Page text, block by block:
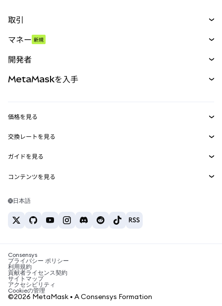
取引
パーペチュアル
RWA
マネー 新規
開発者
MetaMask Connect
Snaps
Web3サービス
MetaMaskを入手
セキュリティ
サポート
キャリア
お問い合わせ
価格を見る
イーサリアムの価格
Solanaの価格
Tetherの価格
交換レートを見る
ETH→USD
USDT→INR
BTC→INR
ETH→USDT
ガイドを見る
ETHの購入
USDTの購入
SHIBの購入
BNBの購入
コンテンツを見る
Solanaウォレット
税制関連ニュース
暗号資産の購入方法は？
ビットコインを売るには？
日本語
Consensys
プライバシー ポリシー
利用規約
貢献者ライセンス契約
サイトマップ
アクセシビリティ
Cookieの管理
©2026 MetaMask • A Consensys Formation